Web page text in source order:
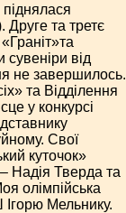
Друге та третє
від
не завершилось.
та Відділення
у конкурсі
Свої
куточок»
Надія Тверда та
олімпійська
Мельнику.